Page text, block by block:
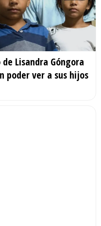
Lisandra Góngora
poder ver a sus hijos